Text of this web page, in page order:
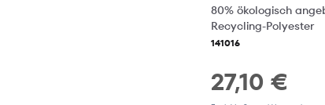
80% ökologisch
Recycling-Polyester
141016
27,10 €